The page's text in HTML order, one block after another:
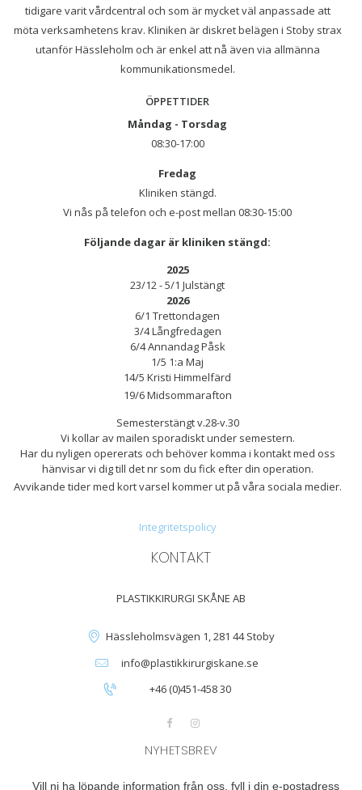
tidigare varit vårdcentral och som är mycket väl anpassade att
möta verksamhetens krav. Kliniken är diskret belägen i Stoby strax
utanför Hässleholm och är enkel att nå även via allmänna
kommunikationsmedel.
ÖPPETTIDER
Måndag - Torsdag
08:30-17:00
Fredag
Kliniken stängd.
Vi nås på telefon och e-post mellan 08:30-15:00
Följande dagar är kliniken stängd:
2025
23/12 - 5/1 Julstängt
2026
6/1 Trettondagen
3/4 Långfredagen
6/4 Annandag Påsk
1/5 1:a Maj
14/5 Kristi Himmelfärd
19/6 Midsommarafton
Semesterstängt v.28-v.30
Vi kollar av mailen sporadiskt under semestern.
Har du nyligen opererats och behöver komma i kontakt med oss
hänvisar vi dig till det nr som du fick efter din operation.
Avvikande tider med kort varsel kommer ut på våra sociala medier.
Integritetspolicy
KONTAKT
PLASTIKKIRURGI SKÅNE AB
Hässleholmsvägen 1, 281 44 Stoby
info@plastikkirurgiskane.se
+46 (0)451-458 30
NYHETSBREV
Vill ni ha löpande information från oss, fyll i din e-postadress